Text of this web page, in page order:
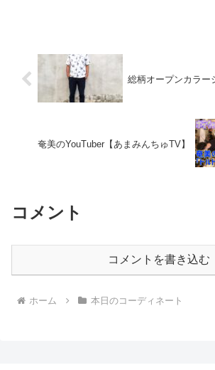
総柄オープンカラー
奄美のYouTuber【あまみんちゅTV】
コメント
コメントを書き込む
ホーム 本日のコーディネート